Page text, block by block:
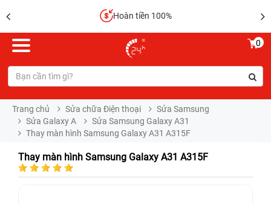
Hoàn tiền 100%
0
Trang chủ Sửa chữa Điện thoại
Sửa Samsung
Sửa Galaxy A
Sửa Samsung Galaxy A31
Thay màn hình Samsung Galaxy A31 A315F
Thay màn hình Samsung Galaxy A31 A315F